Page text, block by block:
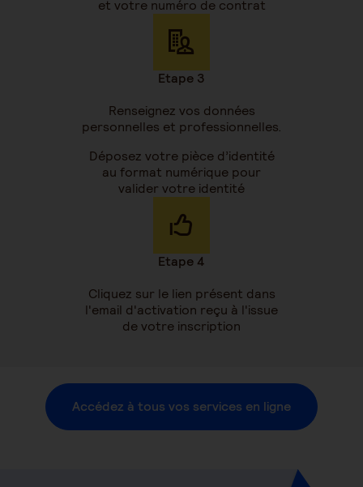
et votre numéro de contrat
Etape 3
Renseignez vos données
personnelles et professionnelles.
Déposez votre pièce d’identité
au format numérique pour
valider votre identité
Etape 4
Cliquez sur le lien présent dans
l'email d'activation reçu à l'issue
de votre inscription
Accédez à tous vos services en ligne